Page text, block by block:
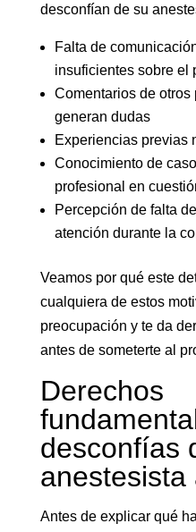
desconfían de su
Falta de
insuficientes sobre el
Comentarios de
generan dudas
Experiencias previas
Conocimiento de
profesional en
Percepción de falta
atención durante la
Veamos por qué este
cualquiera de estos
preocupación y te da
antes de someterte al
Derechos
desconfías
anestesista
Antes de explicar qué